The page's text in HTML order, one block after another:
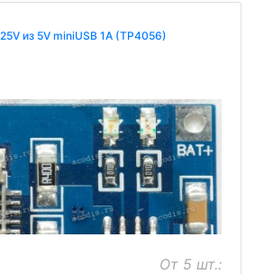
из 5V miniUSB 1A (TP4056)
От 5 шт.: